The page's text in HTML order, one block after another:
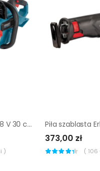
Pilarka Erbauer 2 x 18 V 30 cm bez akumulatora
)
373,00 zł
( 106